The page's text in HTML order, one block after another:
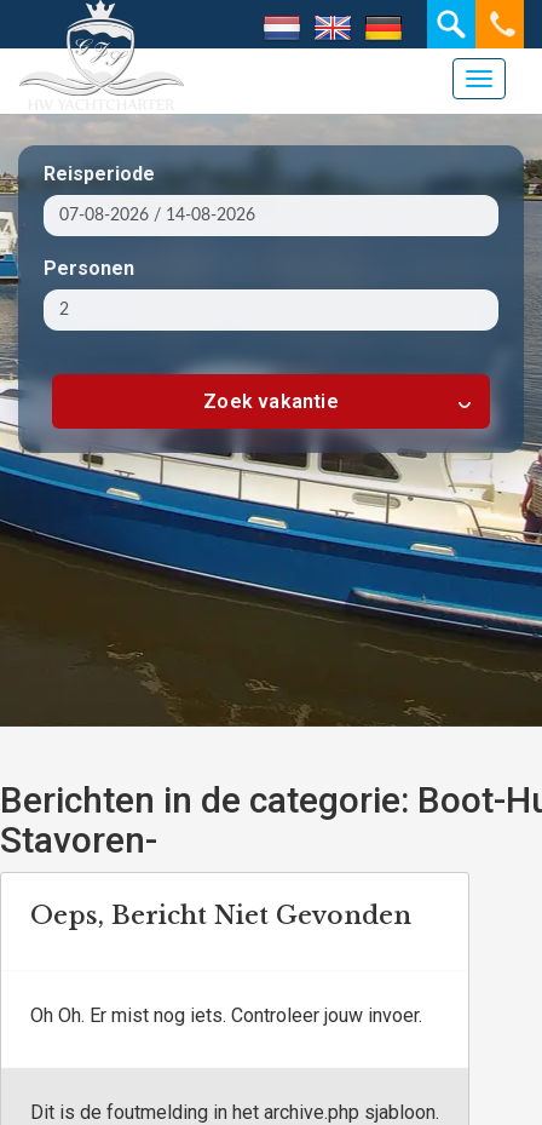
Reisperiode
Personen
Zoek vakantie
Toggle
Berichten in de categorie: Boot-
Stavoren-
Oeps, Bericht Niet Gevonden
Oh Oh. Er mist nog iets. Controleer jouw invoer.
Dit is de foutmelding in het archive.php sjabloon.